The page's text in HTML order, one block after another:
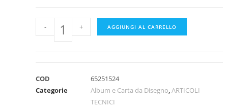
- + AGGIUNGI AL CARRELLO
COD
65251524
Categorie
Album e Carta da Disegno,ARTICOLI
TECNICI